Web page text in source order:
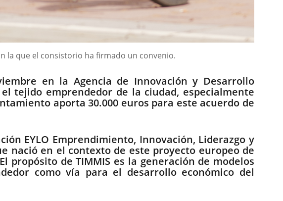
la que el consistorio ha firmado un convenio.
en la Agencia de Innovación y Desarrollo
tejido emprendedor de la ciudad, especialmente
aporta 30.000 euros para este acuerdo de
EYLO Emprendimiento, Innovación, Liderazgo y
nació en el contexto de este proyecto europeo de
de TIMMIS es la generación de modelos
como vía para el desarrollo económico del